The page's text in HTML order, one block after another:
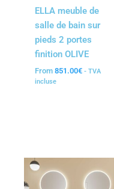
ELLA meuble de
salle de bain sur
pieds 2 portes
finition OLIVE
From 851.00€ - TVA
incluse